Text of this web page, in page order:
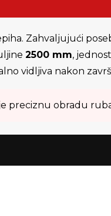
Zahvaljujući
2500 mm,
vidljiva nakon
preciznu obradu